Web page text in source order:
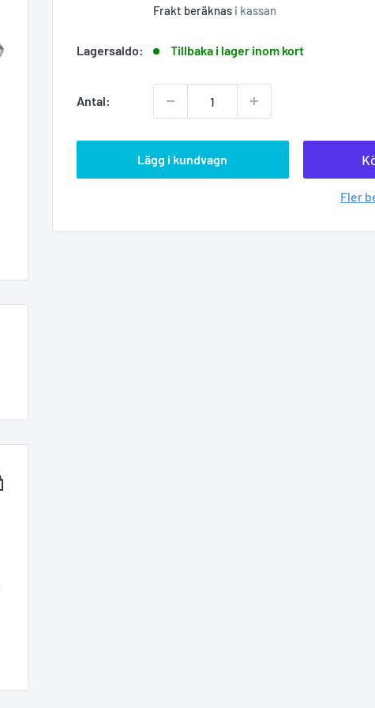
Frakt beräknas i kassan
Lagersaldo: Tillbaka i lager inom kort
Antal:
Lägg i kundvagn
Fler